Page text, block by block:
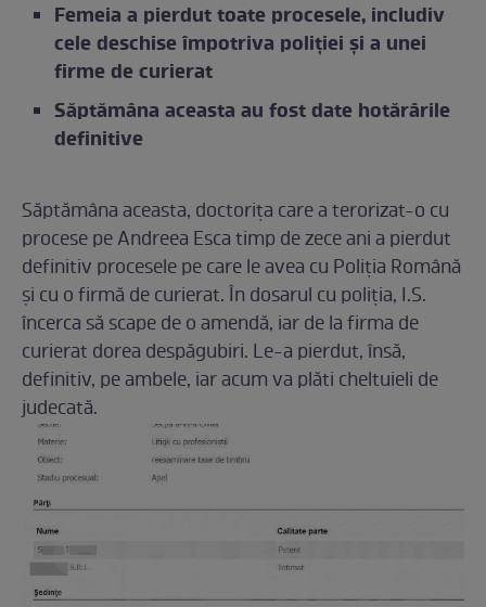
Femeia a pierdut toate procesele, includiv
cele deschise împotriva poliției și a unei
firme de curierat
Săptămâna aceasta au fost date hotărârile
definitive
Săptămâna aceasta, doctorița care a terorizat-o cu
procese pe Andreea Esca timp de zece ani a pierdut
definitiv procesele pe care le avea cu Poliția Română
și cu o firmă de curierat. În dosarul cu poliția, I.S.
încerca să scape de o amendă, iar de la firma de
curierat dorea despăgubiri. Le-a pierdut, însă,
definitiv, pe ambele, iar acum va plăti cheltuieli de
judecată.